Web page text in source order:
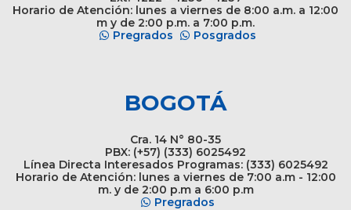
Horario de Atención: lunes a viernes de 8:00 a.m. a 12:00
m y de 2:00 p.m. a 7:00 p.m.
Pregrados
Posgrados
BOGOTÁ
Cra. 14 N° 80-35
PBX: (+57) (333) 6025492
Línea Directa Interesados Programas: (333) 6025492
Horario de Atención: lunes a viernes de 7:00 a.m - 12:00
m. y de 2:00 p.m a 6:00 p.m
Pregrados